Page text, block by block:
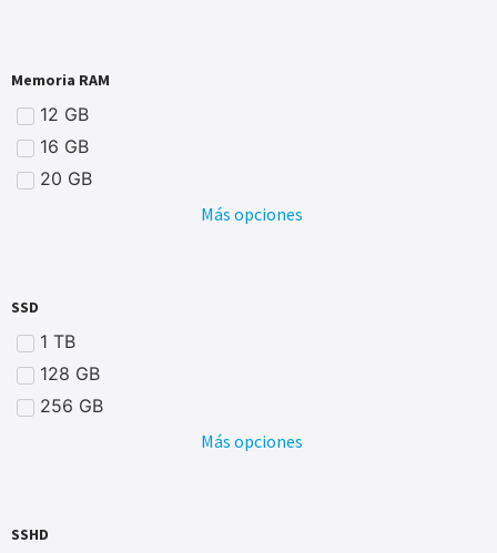
Memoria RAM
12 GB
16 GB
20 GB
Más opciones
SSD
1 TB
128 GB
256 GB
Más opciones
SSHD